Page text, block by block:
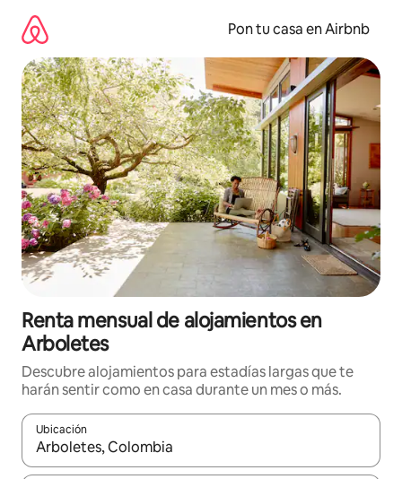
contenido
Pon tu casa en Airbnb
Renta mensual de alojamientos en
Arboletes
Descubre alojamientos para estadías largas que te
harán sentir como en casa durante un mes o más.
Ubicación
Cuando los resultados estén disponibles, navega con las